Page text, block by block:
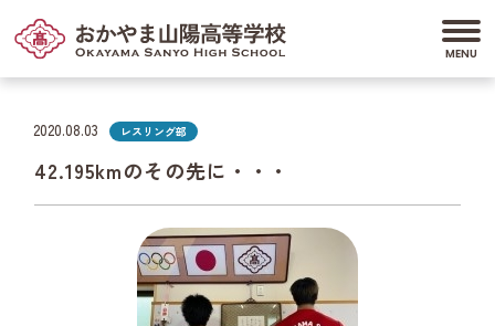
2020.08.03 レスリング部
42.195kmのその先に・・・